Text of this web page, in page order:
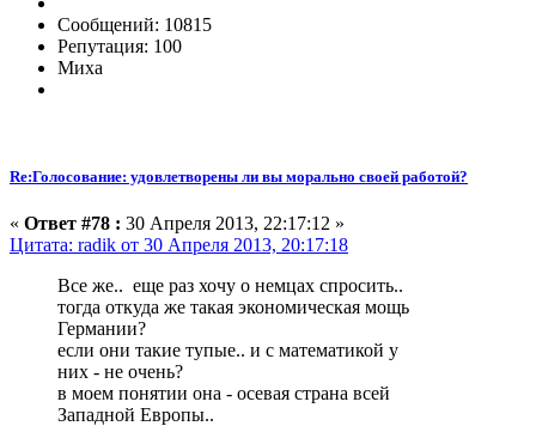
Сообщений: 10815
Репутация: 100
Миха
Re:Голосование: удовлетворены ли вы морально своей работой?
« Ответ #78 : 30 Апреля 2013, 22:17:12 »
Цитата: radik от 30 Апреля 2013, 20:17:18
Все же.. еще раз хочу о немцах спросить..
тогда откуда же такая экономическая мощь
Германии?
если они такие тупые.. и с математикой у
них - не очень?
в моем понятии она - осевая страна всей
Западной Европы..